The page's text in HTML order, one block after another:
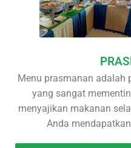
Menu prasmanan adalah
yang sangat
menyajikan makanan
Anda